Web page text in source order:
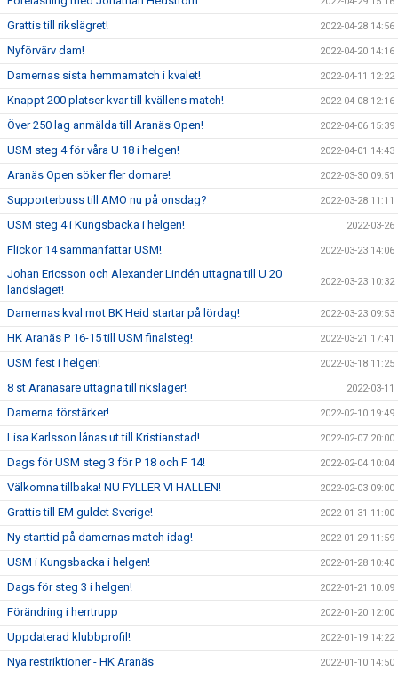
Grattis till rikslägret! 2022-04-28 14:56
Nyförvärv dam! 2022-04-20 14:16
Damernas sista hemmamatch i kvalet! 2022-04-11 12:22
Knappt 200 platser kvar till kvällens match! 2022-04-08 12:16
Över 250 lag anmälda till Aranäs Open! 2022-04-06 15:39
USM steg 4 för våra U 18 i helgen! 2022-04-01 14:43
Aranäs Open söker fler domare! 2022-03-30 09:51
Supporterbuss till AMO nu på onsdag? 2022-03-28 11:11
USM steg 4 i Kungsbacka i helgen! 2022-03-26
Flickor 14 sammanfattar USM! 2022-03-23 14:06
Johan Ericsson och Alexander Lindén uttagna till U 20
landslaget!
2022-03-23 10:32
Damernas kval mot BK Heid startar på lördag! 2022-03-23 09:53
HK Aranäs P 16-15 till USM finalsteg! 2022-03-21 17:41
USM fest i helgen! 2022-03-18 11:25
8 st Aranäsare uttagna till riksläger! 2022-03-11
Damerna förstärker! 2022-02-10 19:49
Lisa Karlsson lånas ut till Kristianstad! 2022-02-07 20:00
Dags för USM steg 3 för P 18 och F 14! 2022-02-04 10:04
Välkomna tillbaka! NU FYLLER VI HALLEN! 2022-02-03 09:00
Grattis till EM guldet Sverige! 2022-01-31 11:00
Ny starttid på damernas match idag! 2022-01-29 11:59
USM i Kungsbacka i helgen! 2022-01-28 10:40
Dags för steg 3 i helgen! 2022-01-21 10:09
Förändring i herrtrupp 2022-01-20 12:00
Uppdaterad klubbprofil! 2022-01-19 14:22
Nya restriktioner - HK Aranäs 2022-01-10 14:50